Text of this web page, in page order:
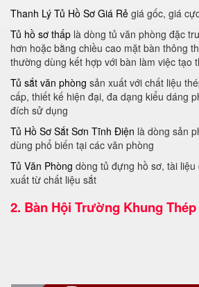
Thanh Lý Tủ Hồ Sơ Giá Rẻ giá gốc, giá
Tủ hồ sơ thấp là dòng tủ văn phòng đặc
hơn hoặc bằng chiều cao mặt bàn thông
thường dùng kết hợp với bàn làm việc tạo
Tủ sắt văn phòng sản xuất với chất liệu
cấp, thiết kế hiện đại, đa dạng kiểu dáng
đích sử dụng
Tủ Hồ Sơ Sắt Sơn Tĩnh Điện là dòng sản
dùng phổ biến tại các văn phòng
Tủ Văn Phòng dòng tủ đựng hồ sơ, tài
xuất từ chất liệu sắt
2. Bàn Hội Trường Khung Thép